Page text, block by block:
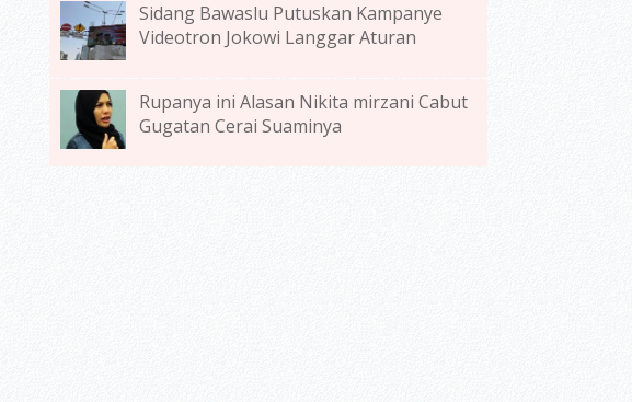
Sidang Bawaslu Putuskan Kampanye
Videotron Jokowi Langgar Aturan
Rupanya ini Alasan Nikita mirzani Cabut
Gugatan Cerai Suaminya